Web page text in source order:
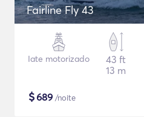
Fairline Fly 43
Iate motorizado
43 ft
13 m
$689 /noite